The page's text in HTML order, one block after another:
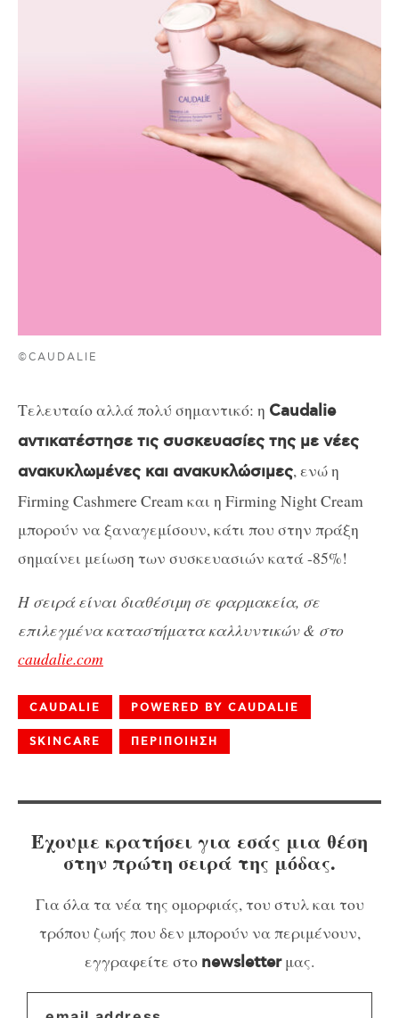
©CAUDALIE
Τελευταίο αλλά πολύ σημαντικό: η Caudalie
αντικατέστησε τις συσκευασίες της με νέες
ανακυκλωμένες και ανακυκλώσιμες, ενώ η
Firming Cashmere Cream και η Firming Night Cream
μπορούν να ξαναγεμίσουν, κάτι που στην πράξη
σημαίνει μείωση των συσκευασιών κατά -85%!
Η σειρά είναι διαθέσιμη σε φαρμακεία, σε
επιλεγμένα καταστήματα καλλυντικών & στο
caudalie.com
CAUDALIE POWERED BY CAUDALIE
SKINCARE ΠΕΡΙΠΟΙΗΣΗ
Έχουμε κρατήσει για εσάς μια θέση
στην πρώτη σειρά της μόδας.
Για όλα τα νέα της ομορφιάς, του στυλ και του
τρόπου ζωής που δεν μπορούν να περιμένουν,
εγγραφείτε στο newsletterμας.